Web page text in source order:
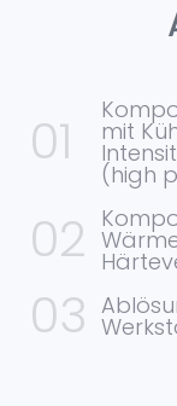
mit
(high